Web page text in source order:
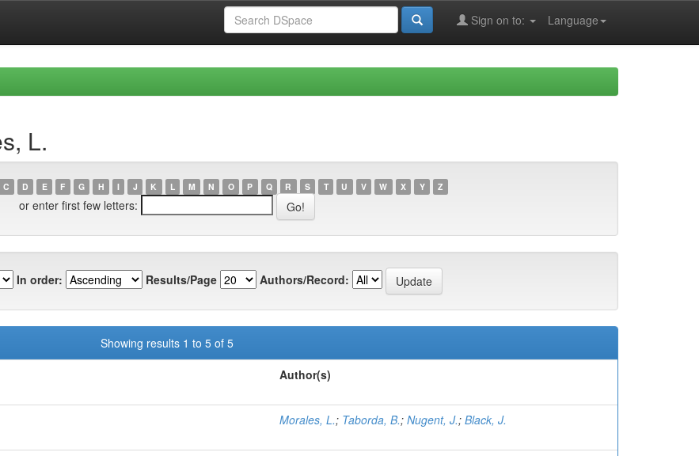
Language
Sign on to:
L.
C D E F G H I J K L M N O P Q R S T U V W X Y Z
or enter first few letters:
In order: Results/Page Authors/Record:
Showing results 1 to 5 of 5
Author(s)
Morales, L.; Taborda, B.; Nugent, J.; Black, J.